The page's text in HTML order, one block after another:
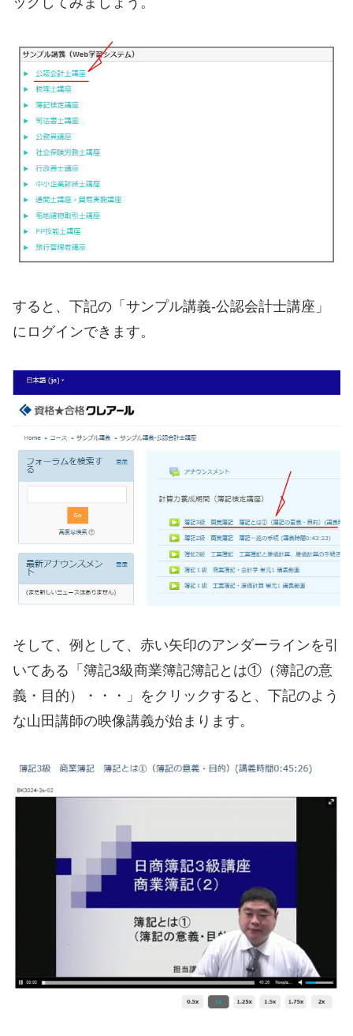
すると、下記の「サンプル講義-公認会計士講座」
にログインできます。
そして、例として、赤い矢印のアンダーラインを引
いてある「簿記3級商業簿記簿記とは①（簿記の意
義・目的）・・・」をクリックすると、下記のよう
な山田講師の映像講義が始まります。